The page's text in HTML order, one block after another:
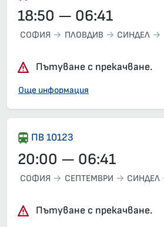
18:50 — 06:41
СОФИЯ ПЛОВДИВ СИНДЕЛ
Пътуване с прекачване.
Още информация
ПВ 10123
20:00 — 06:41
СОФИЯ СЕПТЕМВРИ СИНДЕЛ
Пътуване с прекачване.